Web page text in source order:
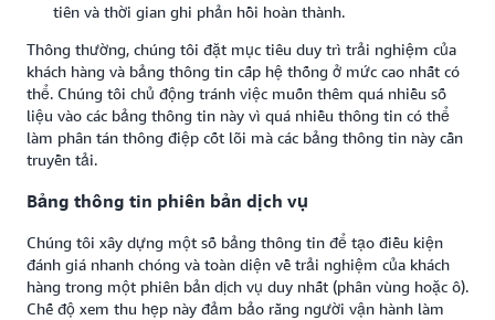
tiên và thời gian ghi phản hồi hoàn thành.
Thông thường, chúng tôi đặt mục tiêu duy trì trải nghiệm của
khách hàng và bảng thông tin cấp hệ thống ở mức cao nhất có
thể. Chúng tôi chủ động tránh việc muốn thêm quá nhiều số
liệu vào các bảng thông tin này vì quá nhiều thông tin có thể
làm phân tán thông điệp cốt lõi mà các bảng thông tin này cần
truyền tải.
Bảng thông tin phiên bản dịch vụ
Chúng tôi xây dựng một số bảng thông tin để tạo điều kiện
đánh giá nhanh chóng và toàn diện về trải nghiệm của khách
hàng trong một phiên bản dịch vụ duy nhất (phân vùng hoặc ô).
Chế độ xem thu hẹp này đảm bảo rằng người vận hành làm